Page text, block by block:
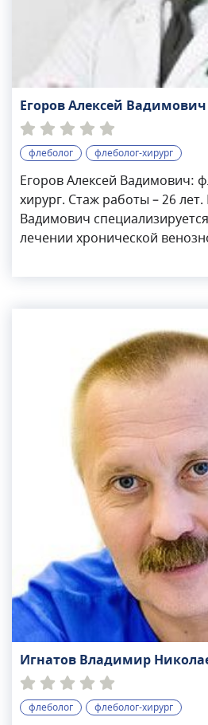
Егоров Алексей Вадимович
флеболог флеболог-хирург
Егоров Алексей Вадимович:
хирург. Стаж работы – 26 лет.
Вадимович
лечении хронической
врачом-хирургом в
Лима, Республика Перу.
Игнатов Владимир
флеболог флеболог-хирург